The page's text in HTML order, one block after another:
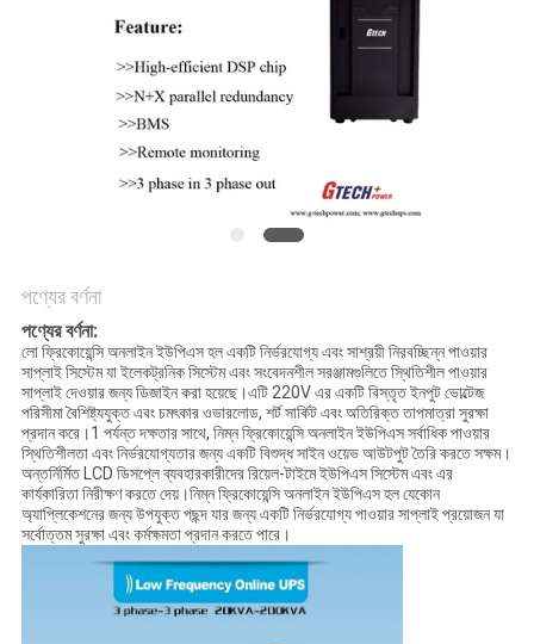
পণ্যের বর্ণনা
পণ্যের বর্ণনা:
লো ফ্রিকোয়েন্সি অনলাইন ইউপিএস হল একটি নির্ভরযোগ্য এবং সাশ্রয়ী নিরবচ্ছিন্ন পাওয়ার
সাপ্লাই সিস্টেম যা ইলেকট্রনিক সিস্টেম এবং সংবেদনশীল সরঞ্জামগুলিতে স্থিতিশীল পাওয়ার
সাপ্লাই দেওয়ার জন্য ডিজাইন করা হয়েছে।এটি 220V এর একটি বিস্তৃত ইনপুট ভোল্টেজ
পরিসীমা বৈশিষ্ট্যযুক্ত এবং চমৎকার ওভারলোড, শর্ট সার্কিট এবং অতিরিক্ত তাপমাত্রা সুরক্ষা
প্রদান করে।1 পর্যন্ত দক্ষতার সাথে, নিম্ন ফ্রিকোয়েন্সি অনলাইন ইউপিএস সর্বাধিক পাওয়ার
স্থিতিশীলতা এবং নির্ভরযোগ্যতার জন্য একটি বিশুদ্ধ সাইন ওয়েভ আউটপুট তৈরি করতে সক্ষম।
অন্তর্নির্মিত LCD ডিসপ্লে ব্যবহারকারীদের রিয়েল-টাইমে ইউপিএস সিস্টেম এবং এর
কার্যকারিতা নিরীক্ষণ করতে দেয়।নিম্ন ফ্রিকোয়েন্সি অনলাইন ইউপিএস হল যেকোন
অ্যাপ্লিকেশনের জন্য উপযুক্ত পছন্দ যার জন্য একটি নির্ভরযোগ্য পাওয়ার সাপ্লাই প্রয়োজন যা
সর্বোত্তম সুরক্ষা এবং কর্মক্ষমতা প্রদান করতে পারে।